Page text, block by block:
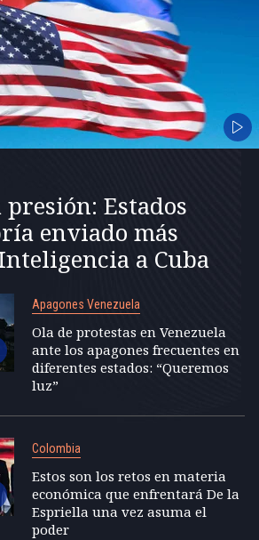
Estados
enviado más
a Cuba
Apagones Venezuela
Ola de protestas en Venezuela
ante los apagones frecuentes en
diferentes estados: “Queremos
luz”
Colombia
Estos son los retos en materia
económica que enfrentará De la
Espriella una vez asuma el
poder